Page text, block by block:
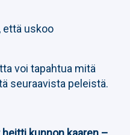
että uskoo
voi tapahtua mitä
seuraavista peleistä.